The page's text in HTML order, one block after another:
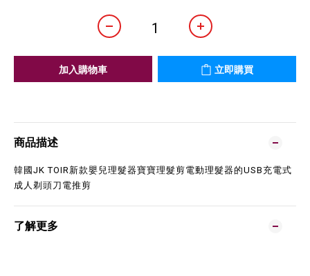
加入購物車 立即購買
商品描述
韓國JK TOIR新款嬰兒理髮器寶寶理髮剪電動理髮器的USB充電式
成人剃頭刀電推剪
了解更多